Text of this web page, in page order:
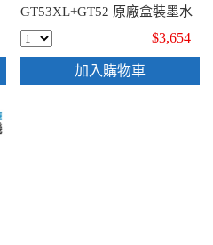
GT53XL+GT52 原廠盒裝墨水
組 (2黑6彩)
$3,654
加入購物車